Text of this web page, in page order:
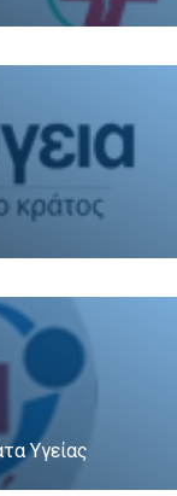
Υγείας